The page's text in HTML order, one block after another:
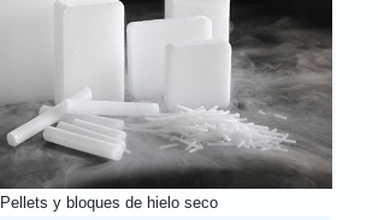
Pellets y bloques de hielo seco